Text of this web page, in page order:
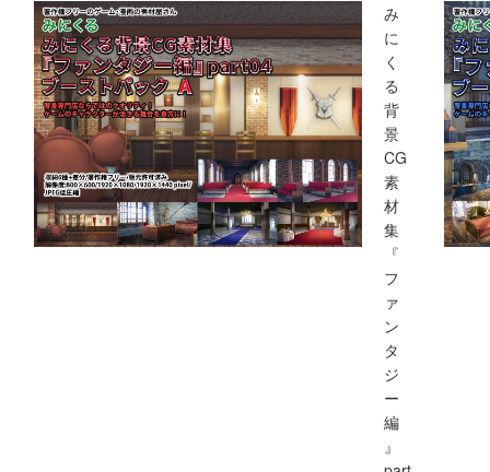
み
に
く
る
背
景
CG
素
材
集
『
フ
ァ
ン
タ
ジ
ー
編
』